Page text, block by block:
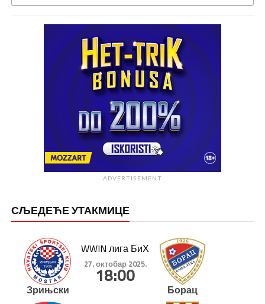
ADVERTISEMENT
СЉЕДЕЋЕ УТАКМИЦЕ
Зрињски
WWIN лига БиХ
27. октобар 2025.
18:00
Борац